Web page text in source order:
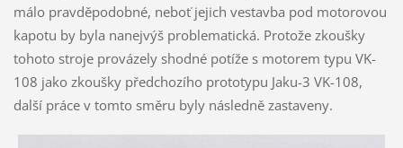
málo pravděpodobné, neboť jejich vestavba pod motorovou
kapotu by byla nanejvýš problematická. Protože zkoušky
tohoto stroje provázely shodné potíže s motorem typu VK-
108 jako zkoušky předchozího prototypu Jaku-3 VK-108,
další práce v tomto směru byly následně zastaveny.